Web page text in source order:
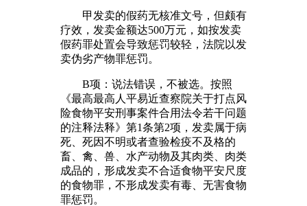
甲发卖的假药无核准文号，但颇有
疗效，发卖金额达500万元，如按发卖
假药罪处置会导致惩罚较轻，法院以发
卖伪劣产物罪惩罚。
B项：说法错误，不被选。按照
《最高最高人平易近查察院关于打点风
险食物平安刑事案件合用法令若干问题
的注释法释》第1条第2项，发卖属于病
死、死因不明或者查验检疫不及格的
畜、禽、兽、水产动物及其肉类、肉类
成品的，形成发卖不合适食物平安尺度
的食物罪，不形成发卖有毒、无害食物
罪惩罚。